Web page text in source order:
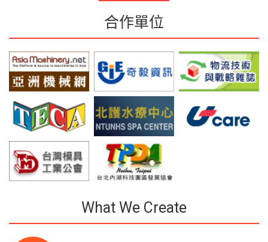
合作單位
What We Create